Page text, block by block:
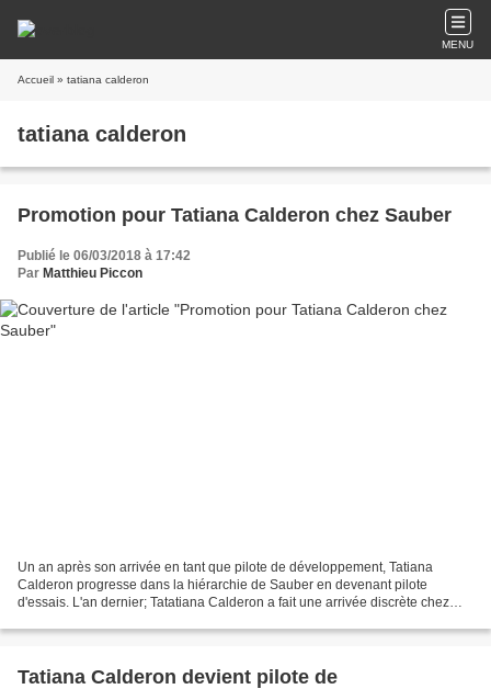
MENU
Accueil » tatiana calderon
tatiana calderon
Promotion pour Tatiana Calderon chez Sauber
Publié le 06/03/2018 à 17:42
Par Matthieu Piccon
Un an après son arrivée en tant que pilote de développement, Tatiana
Calderon progresse dans la hiérarchie de Sauber en devenant pilote
d'essais. L'an dernier; Tatatiana Calderon a fait une arrivée discrète chez
Tatiana Calderon devient pilote de